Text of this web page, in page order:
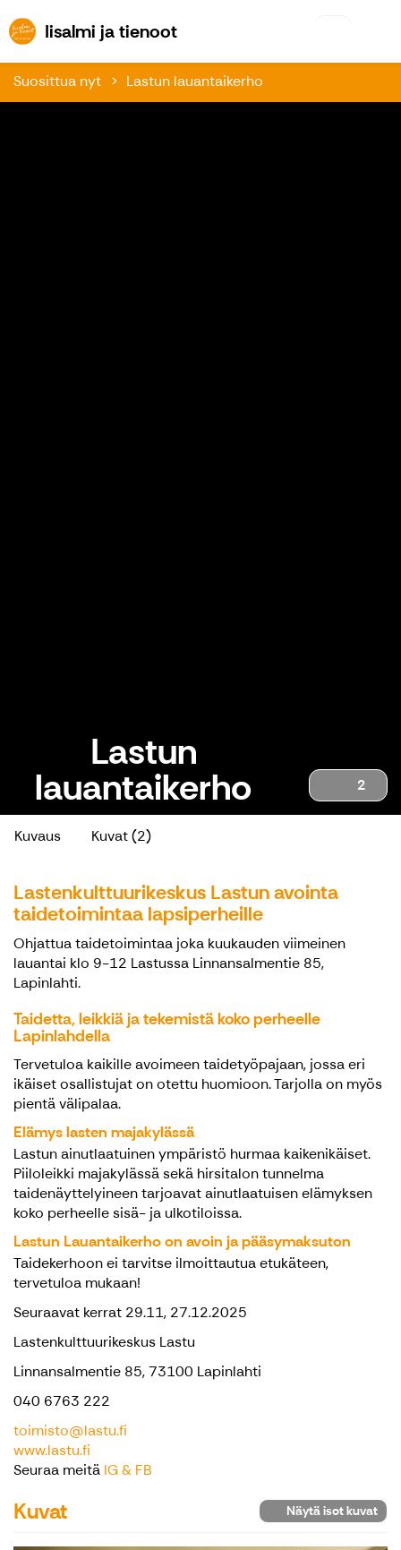
Iisalmi ja tienootIisalmi ja tienoot
Suosittua nyt Lastun lauantaikerho
Lastun
lauantaikerho 2
Lastun lauantaikerho
Kuvaus Kuvat (2)
Lastenkulttuurikeskus Lastun avointa
taidetoimintaa lapsiperheille
Ohjattua taidetoimintaa joka kuukauden viimeinen
lauantai klo 9-12 Lastussa Linnansalmentie 85,
Lapinlahti.
Taidetta, leikkiä ja tekemistä koko perheelle
Lapinlahdella
Tervetuloa kaikille avoimeen taidetyöpajaan, jossa eri
ikäiset osallistujat on otettu huomioon. Tarjolla on myös
pientä välipalaa.
Elämys lasten majakylässä
Lastun ainutlaatuinen ympäristö hurmaa kaikenikäiset.
Piiloleikki majakylässä sekä hirsitalon tunnelma
taidenäyttelyineen tarjoavat ainutlaatuisen elämyksen
koko perheelle sisä- ja ulkotiloissa.
Lastun Lauantaikerho on avoin ja pääsymaksuton
Taidekerhoon ei tarvitse ilmoittautua etukäteen,
tervetuloa mukaan!
Seuraavat kerrat 29.11, 27.12.2025
Lastenkulttuurikeskus Lastu
Linnansalmentie 85, 73100 Lapinlahti
040 6763 222
toimisto@lastu.fi
www.lastu.fi
Seuraa meitä IG & FB
Kuvat Näytä isot kuvat